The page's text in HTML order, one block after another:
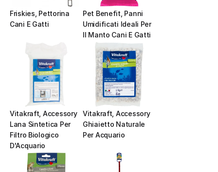
Friskies, Pettorina
Cani E Gatti
Pet Benefit, Panni
Umidificati Ideali Per
Il Manto Cani E Gatti
Vitakraft, Accessory
Lana Sintetica Per
Filtro Biologico
D'Acquario
Vitakraft, Accessory
Ghiaietto Naturale
Per Acquario